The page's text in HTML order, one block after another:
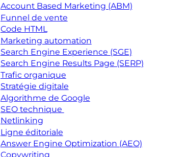
Account Based Marketing (ABM)
Funnel de vente
Code HTML
Marketing automation
Search Engine Experience (SGE)
Search Engine Results Page (SERP)
Trafic organique
Stratégie digitale
Algorithme de Google
SEO technique
Netlinking
Ligne éditoriale
Answer Engine Optimization (AEO)
Copywriting